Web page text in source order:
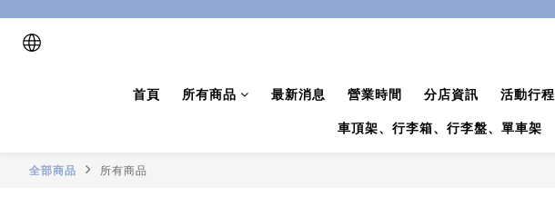
首頁 所有商品 最新消息 營業時間 分店資訊 活動行程
車頂架、行李箱、行李盤、單車架
全部商品 所有商品